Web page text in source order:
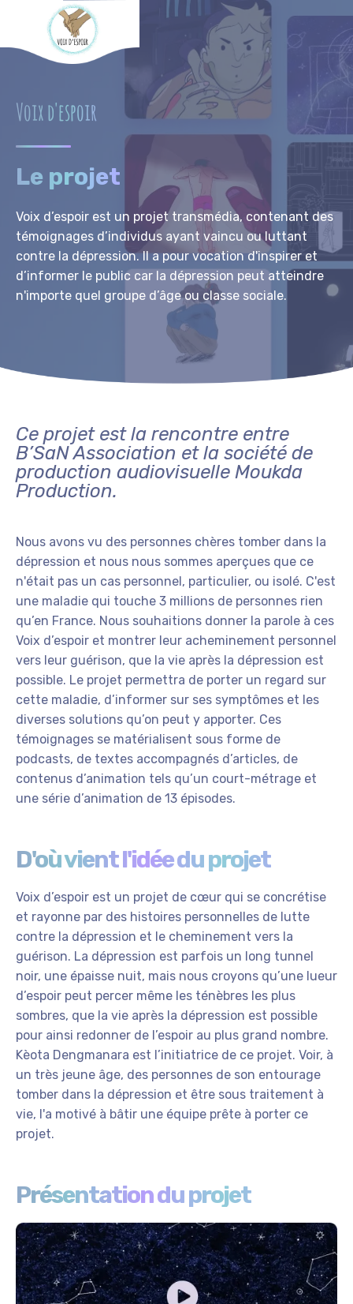
Voix d'espoir
Le projet
Voix d’espoir est un projet transmédia, contenant des
témoignages d’individus ayant vaincu ou luttant
contre la dépression. Il a pour vocation d'inspirer et
d’informer le public car la dépression peut atteindre
n'importe quel groupe d’âge ou classe sociale.
Ce projet est la rencontre entre
B’SaN Association et la société de
production audiovisuelle Moukda
Production.
Nous avons vu des personnes chères tomber dans la
dépression et nous nous sommes aperçues que ce
n'était pas un cas personnel, particulier, ou isolé. C'est
une maladie qui touche 3 millions de personnes rien
qu’en France. Nous souhaitions donner la parole à ces
Voix d’espoir et montrer leur acheminement personnel
vers leur guérison, que la vie après la dépression est
possible. Le projet permettra de porter un regard sur
cette maladie, d’informer sur ses symptômes et les
diverses solutions qu’on peut y apporter. Ces
témoignages se matérialisent sous forme de
podcasts, de textes accompagnés d’articles, de
contenus d’animation tels qu’un court-métrage et
une série d’animation de 13 épisodes.
D'où vient l'idée du projet
Voix d’espoir est un projet de cœur qui se concrétise
et rayonne par des histoires personnelles de lutte
contre la dépression et le cheminement vers la
guérison. La dépression est parfois un long tunnel
noir, une épaisse nuit, mais nous croyons qu’une lueur
d’espoir peut percer même les ténèbres les plus
sombres, que la vie après la dépression est possible
pour ainsi redonner de l’espoir au plus grand nombre.
Kèota Dengmanara est l’initiatrice de ce projet. Voir, à
un très jeune âge, des personnes de son entourage
tomber dans la dépression et être sous traitement à
vie, l'a motivé à bâtir une équipe prête à porter ce
projet.
Présentation du projet